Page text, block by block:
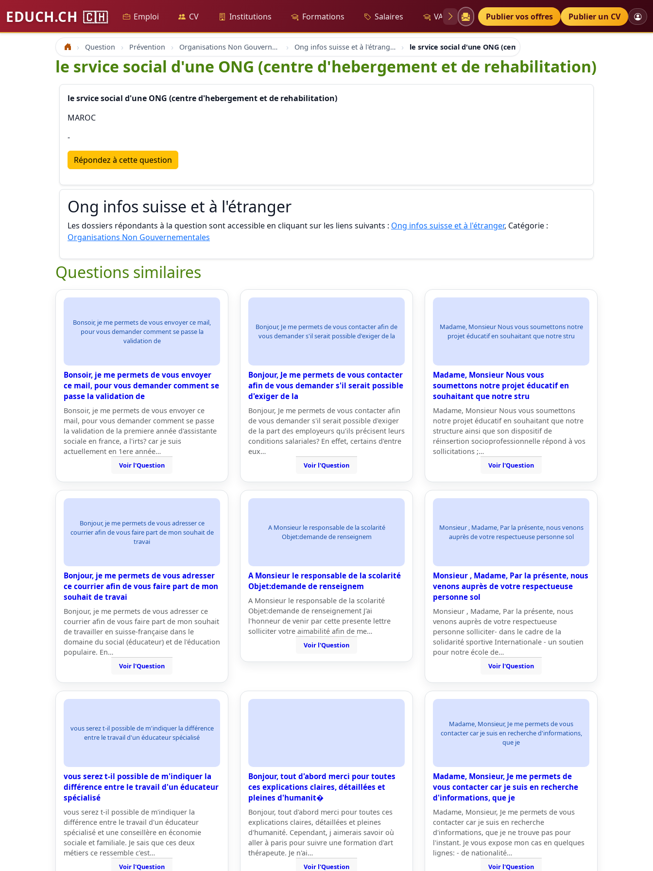
EDUCH.CH 🇨🇭 Emploi CV Institutions Formations Salaires VAE Diplômes Petites annonces
Publier vos offres Publier un CV
Accueil Question Prévention Organisations Non Gouvernementales Ong infos suisse et à l'étranger le srvice social d'une ONG (centre d'hebergement et de
le srvice social d'une ONG (centre d'hebergement et de rehabilitation)
le srvice social d'une ONG (centre d'hebergement et de rehabilitation)
MAROC
-
Répondez à cette question
Ong infos suisse et à l'étranger
Les dossiers répondants à la question sont accessible en cliquant sur les liens suivants : Ong infos suisse et à l'étranger, Catégorie :
Organisations Non Gouvernementales
Questions similaires
Bonsoir, je me permets de vous envoyer ce mail,
pour vous demander comment se passe la
validation de
Bonsoir, je me permets de vous envoyer
ce mail, pour vous demander comment se
passe la validation de
Bonsoir, je me permets de vous envoyer ce
mail, pour vous demander comment se passe
la validation de la premiere année d'assistante
sociale en france, a l'irts? car je suis
actuellement en 1ere année…
Voir l'Question
Bonjour, Je me permets de vous contacter afin de
vous demander s'il serait possible d'exiger de la
Bonjour, Je me permets de vous contacter
afin de vous demander s'il serait possible
d'exiger de la
Bonjour, Je me permets de vous contacter afin
de vous demander s'il serait possible d'exiger
de la part des employeurs qu'ils précisent leurs
conditions salariales? En effet, certains d'entre
eux…
Voir l'Question
Madame, Monsieur Nous vous soumettons notre
projet éducatif en souhaitant que notre stru
Madame, Monsieur Nous vous
soumettons notre projet éducatif en
souhaitant que notre stru
Madame, Monsieur Nous vous soumettons
notre projet éducatif en souhaitant que notre
structure ainsi que son dispositif de
réinsertion socioprofessionnelle répond à vos
sollicitations ;…
Voir l'Question
Bonjour, je me permets de vous adresser ce
courrier afin de vous faire part de mon souhait de
travai
Bonjour, je me permets de vous adresser
ce courrier afin de vous faire part de mon
souhait de travai
Bonjour, je me permets de vous adresser ce
courrier afin de vous faire part de mon souhait
de travailler en suisse-française dans le
domaine du social (éducateur) et de l'éducation
populaire. En…
Voir l'Question
A Monsieur le responsable de la scolarité
Objet:demande de renseignem
A Monsieur le responsable de la scolarité
Objet:demande de renseignem
A Monsieur le responsable de la scolarité
Objet:demande de renseignement J'ai
l'honneur de venir par cette presente lettre
solliciter votre aimabilité afin de me…
Voir l'Question
Monsieur , Madame, Par la présente, nous venons
auprès de votre respectueuse personne sol
Monsieur , Madame, Par la présente, nous
venons auprès de votre respectueuse
personne sol
Monsieur , Madame, Par la présente, nous
venons auprès de votre respectueuse
personne solliciter- dans le cadre de la
solidarité sportive Internationale - un soutien
pour notre école de…
Voir l'Question
vous serez t-il possible de m'indiquer la différence
entre le travail d'un éducateur spécialisé
vous serez t-il possible de m'indiquer la
différence entre le travail d'un éducateur
spécialisé
vous serez t-il possible de m'indiquer la
différence entre le travail d'un éducateur
spécialisé et une conseillère en économie
sociale et familiale. Je sais que ces deux
métiers ce ressemble c'est…
Voir l'Question
Bonjour, tout d'abord merci pour toutes
ces explications claires, détaillées et
pleines d'humanit�
Bonjour, tout d'abord merci pour toutes ces
explications claires, détaillées et pleines
d'humanité. Cependant, j aimerais savoir où
aller à paris pour suivre une formation d'art
thérapeute. Je n'ai…
Voir l'Question
Madame, Monsieur, Je me permets de vous
contacter car je suis en recherche d'informations,
que je
Madame, Monsieur, Je me permets de
vous contacter car je suis en recherche
d'informations, que je
Madame, Monsieur, Je me permets de vous
contacter car je suis en recherche
d'informations, que je ne trouve pas pour
l'instant. Je vous expose mon cas en quelques
lignes: - de nationalité…
Voir l'Question